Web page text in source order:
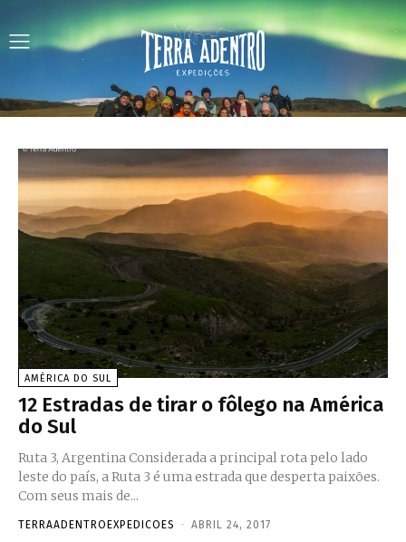
AMÉRICA DO SUL
12 Estradas de tirar o fôlego na América
do Sul
Ruta 3, Argentina Considerada a principal rota pelo lado
leste do país, a Ruta 3 é uma estrada que desperta paixões.
Com seus mais de...
TERRAADENTROEXPEDICOES - ABRIL 24, 2017